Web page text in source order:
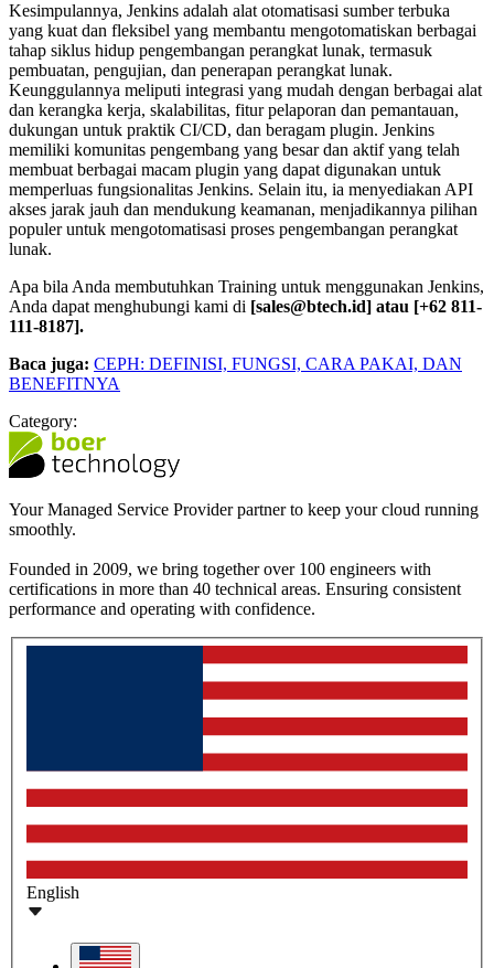
Kesimpulannya, Jenkins adalah alat otomatisasi sumber terbuka
yang kuat dan fleksibel yang membantu mengotomatiskan berbagai
tahap siklus hidup pengembangan perangkat lunak, termasuk
pembuatan, pengujian, dan penerapan perangkat lunak.
Keunggulannya meliputi integrasi yang mudah dengan berbagai alat
dan kerangka kerja, skalabilitas, fitur pelaporan dan pemantauan,
dukungan untuk praktik CI/CD, dan beragam plugin. Jenkins
memiliki komunitas pengembang yang besar dan aktif yang telah
membuat berbagai macam plugin yang dapat digunakan untuk
memperluas fungsionalitas Jenkins. Selain itu, ia menyediakan API
akses jarak jauh dan mendukung keamanan, menjadikannya pilihan
populer untuk mengotomatisasi proses pengembangan perangkat
lunak.
Apa bila Anda membutuhkan Training untuk menggunakan Jenkins,
Anda dapat menghubungi kami di [sales@btech.id] atau [+62 811-
111-8187].
Baca juga: CEPH: DEFINISI, FUNGSI, CARA PAKAI, DAN
BENEFITNYA
Category:
Your Managed Service Provider partner to keep your cloud running
smoothly.
Founded in 2009, we bring together over 100 engineers with
certifications in more than 40 technical areas. Ensuring consistent
performance and operating with confidence.
English